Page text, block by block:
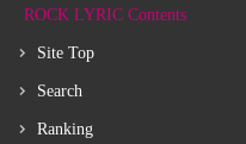
ROCK LYRIC Contents
Site Top
Search
Ranking